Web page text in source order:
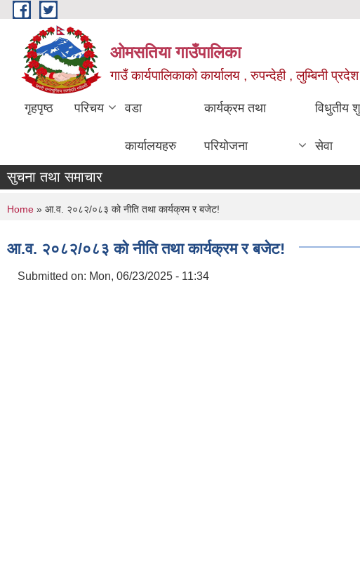
Skip to main content
ओमसतिया गाउँपालिका
गाउँ कार्यपालिकाको कार्यालय , रुपन्देही , लुम्बिनी प्रदेश
गृहपृष्ठ परिचय वडा
कार्यालयहरु
कार्यक्रम तथा
परियोजना
विधुतीय
सेवा
सुचना तथा समाचार
You are here
Home » आ.व. २०८२/०८३ को नीति तथा कार्यक्रम र बजेट!
आ.व. २०८२/०८३ को नीति तथा कार्यक्रम र बजेट!
Submitted on: Mon, 06/23/2025 - 11:34